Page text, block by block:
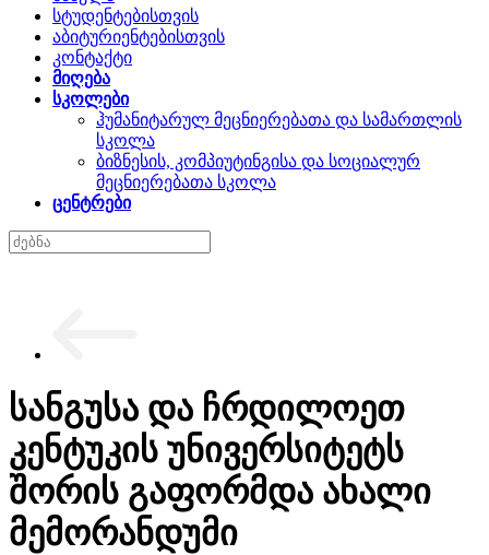
სტუდენტებისთვის
აბიტურიენტებისთვის
კონტაქტი
მიღება
სკოლები
ჰუმანიტარულ მეცნიერებათა და სამართლის
სკოლა
ბიზნესის, კომპიუტინგისა და სოციალურ
მეცნიერებათა სკოლა
ცენტრები
სანგუსა და ჩრდილოეთ
კენტუკის უნივერსიტეტს
შორის გაფორმდა ახალი
მემორანდუმი